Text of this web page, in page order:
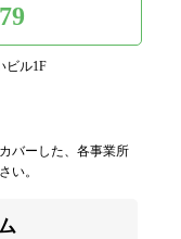
ビル1F
バーした、各事業所
い。